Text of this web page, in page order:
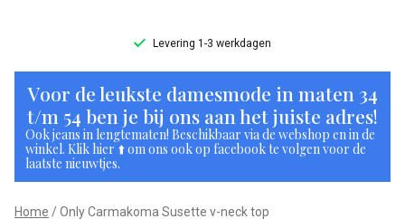
Levering 1-3 werkdagen
Only
Carmakoma
Susette
v-
Voor de leukste damesmode in maten 34
t/m 54 ben je bij ons aan het juiste adres!
Ook jeans in lengtematen! Beschikbaar via de webshop en in de
winkel. Klik hier ⬆️ om ons ook op facebook te volgen voor de
laatste nieuwtjes.
Home Only Carmakoma Susette v-neck top